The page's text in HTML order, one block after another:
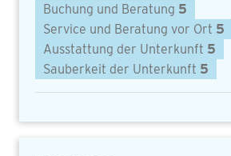
Buchung und Beratung 5
Service und Beratung vor Ort 5
Ausstattung der Unterkunft 5
Sauberkeit der Unterkunft 5